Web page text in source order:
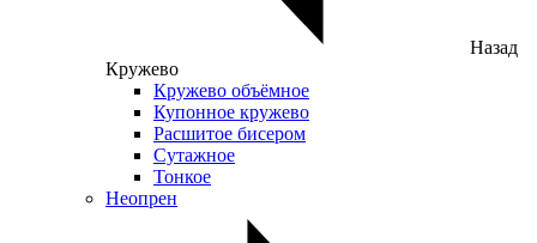
Назад
Кружево
Кружево объёмное
Купонное кружево
Расшитое бисером
Сутажное
Тонкое
Неопрен